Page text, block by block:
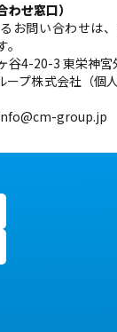
せ窓口）
お問い合わせは
谷4-20-3 東栄神宮
ープ株式会社（個
group.jp